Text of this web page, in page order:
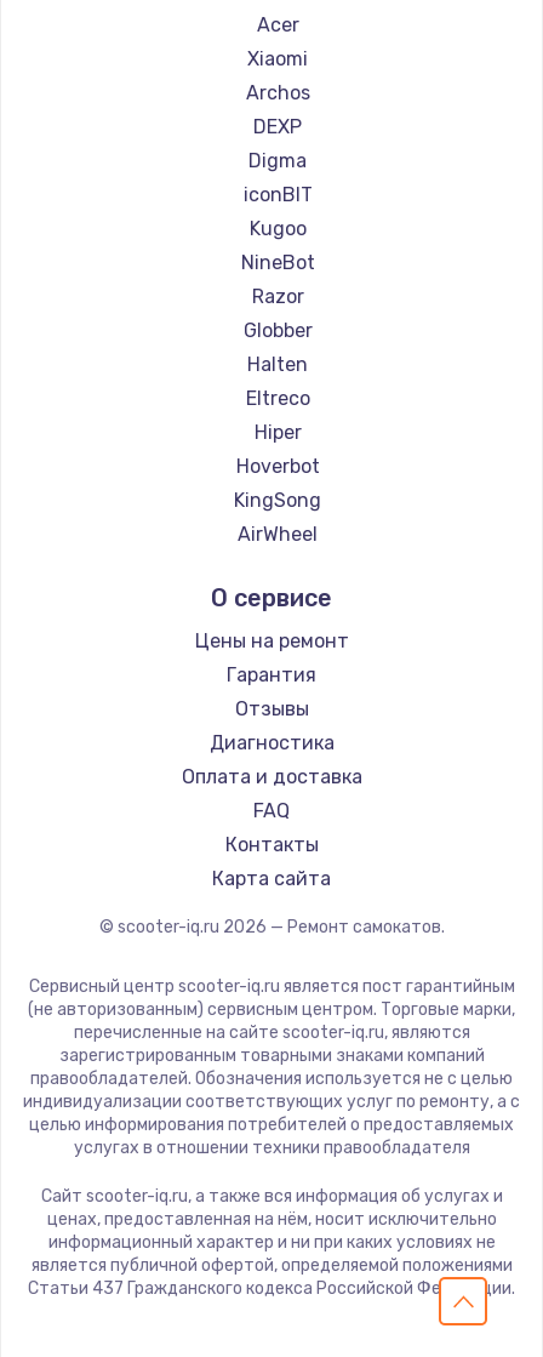
Ремонт самокатов Shorner
Ремонт самокатов Joyor
Ремонт самокатов Minimotors
Ремонт самокатов Bork
Ремонт самокатов Segway
Ремонт самокатов KIRIN
Acer
Xiaomi
Archos
DEXP
Digma
iconBIT
Kugoo
NineBot
Razor
Globber
Halten
Eltreco
Hiper
Hoverbot
KingSong
AirWheel
Hunter
Shorner
Joyor
Minimotors
Bork
Segway
KIRIN
О сервисе
Цены на ремонт
Гарантия
Отзывы
Диагностика
Оплата и доставка
FAQ
Контакты
Карта сайта
© scooter-iq.ru 2026 — Ремонт самокатов.
Сервисный центр scooter-iq.ru является пост гарантийным
(не авторизованным) сервисным центром. Торговые марки,
перечисленные на сайте scooter-iq.ru, являются
зарегистрированным товарными знаками компаний
правообладателей. Обозначения используется не с целью
индивидуализации соответствующих услуг по ремонту, а с
целью информирования потребителей о предоставляемых
услугах в отношении техники правообладателя
Сайт scooter-iq.ru, а также вся информация об услугах и
ценах, предоставленная на нём, носит исключительно
информационный характер и ни при каких условиях не
является публичной офертой, определяемой положениями
Статьи 437 Гражданского кодекса Российской Федерации.